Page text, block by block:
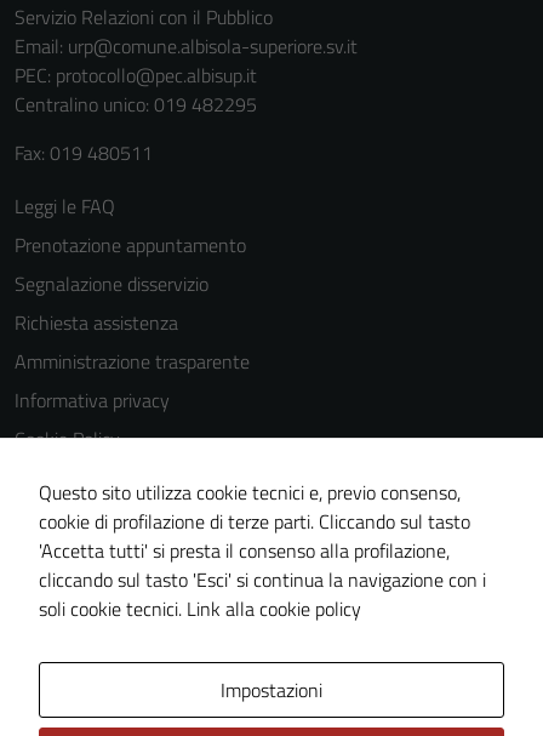
Servizio Relazioni con il Pubblico
Email: urp@comune.albisola-superiore.sv.it
PEC: protocollo@pec.albisup.it
Centralino unico: 019 482295
Fax: 019 480511
Leggi le FAQ
Prenotazione appuntamento
Segnalazione disservizio
Richiesta assistenza
Amministrazione trasparente
Informativa privacy
Cookie Policy
Dichiarazione di accessibilità
Piano di miglioramento del sito
Statistiche sito web
Questo sito utilizza cookie tecnici e, previo consenso,
cookie di profilazione di terze parti. Cliccando sul tasto
'Accetta tutti' si presta il consenso alla profilazione,
cliccando sul tasto 'Esci' si continua la navigazione con i
soli cookie tecnici. Link alla cookie policy
Impostazioni